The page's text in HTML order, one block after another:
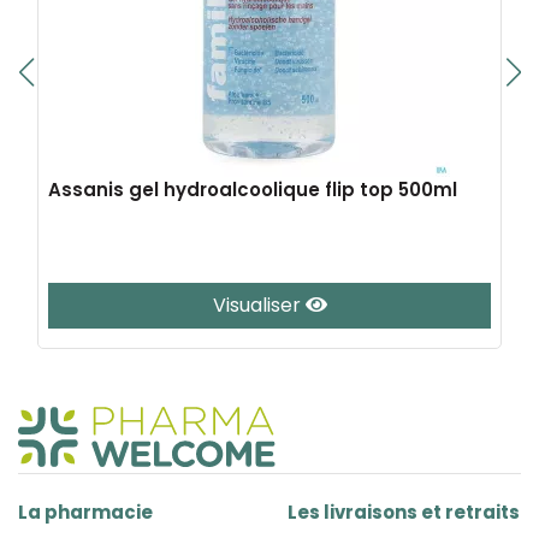
Assanis gel hydroalcoolique flip top 500ml
Visualiser
La pharmacie Les livraisons et retraits